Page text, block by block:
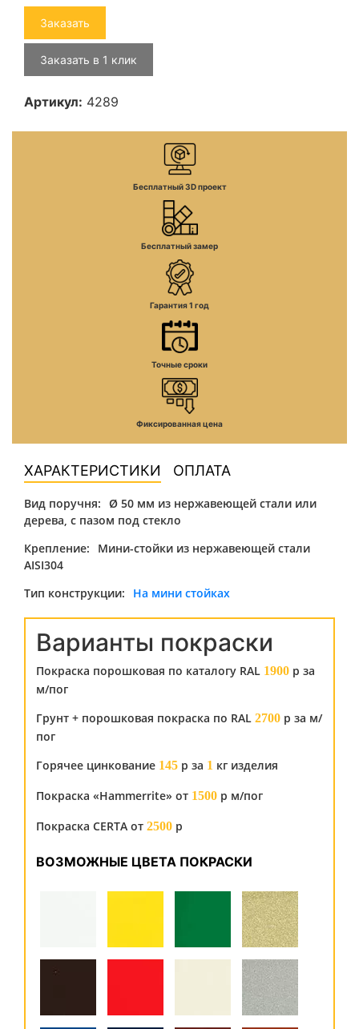
Заказать
Заказать в 1 клик
Артикул: 4289
Бесплатный 3D проект
Бесплатный замер
Гарантия 1 год
Точные сроки
Фиксированная цена
ХАРАКТЕРИСТИКИ ОПЛАТА
Вид поручня: Ø 50 мм из нержавеющей стали или
дерева, с пазом под стекло
Крепление:
Мини-стойки из нержавеющей стали
AISI304
Тип конструкции:
На мини стойках
Варианты покраски
Покраска порошковая по каталогу RAL 1900 р за
м/пог
Грунт + порошковая покраска по RAL 2700 р за м/
пог
Горячее цинкование 145 р за 1 кг изделия
Покраска «Hammerrite» от 1500 р м/пог
Покраска CERTA от 2500 р
ВОЗМОЖНЫЕ ЦВЕТА ПОКРАСКИ